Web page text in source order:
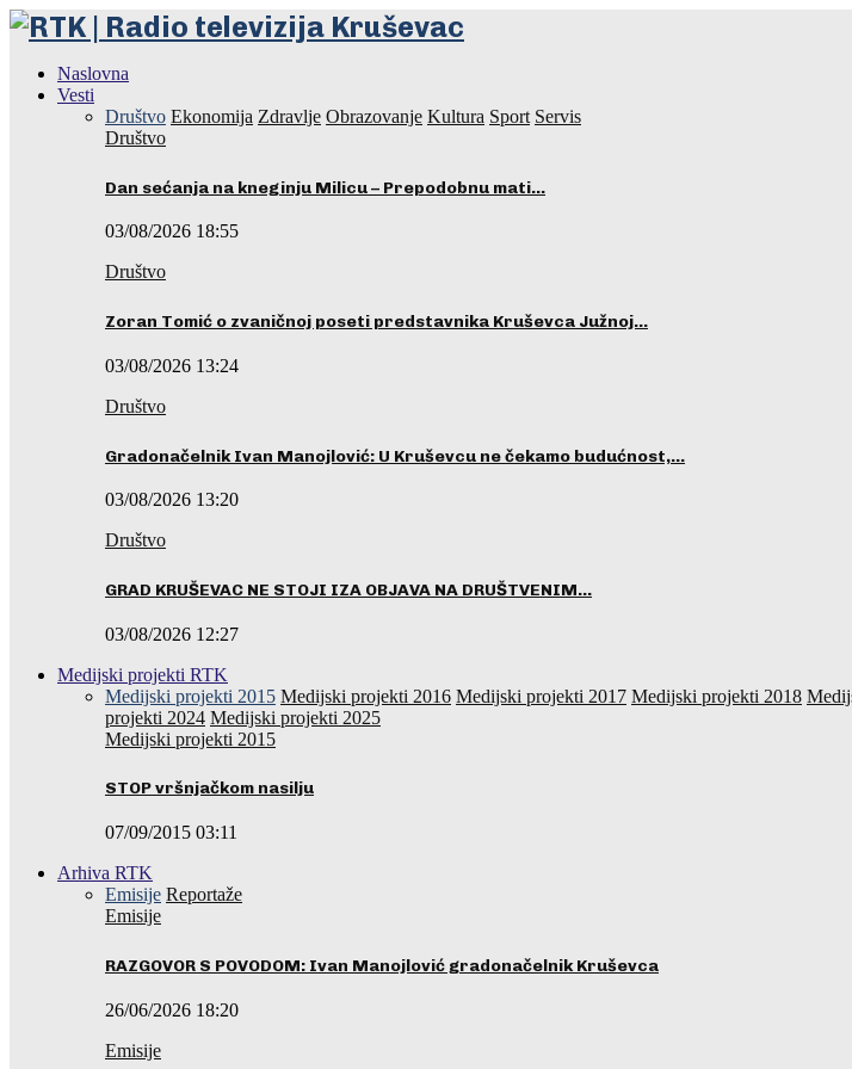
Naslovna
Vesti
Društvo Ekonomija Zdravlje Obrazovanje Kultura Sport Servis
Društvo
Dan sećanja na kneginju Milicu – Prepodobnu mati…
03/08/2026 18:55
Društvo
Zoran Tomić o zvaničnoj poseti predstavnika Kruševca Južnoj…
03/08/2026 13:24
Društvo
Gradonačelnik Ivan Manojlović: U Kruševcu ne čekamo budućnost,…
03/08/2026 13:20
Društvo
GRAD KRUŠEVAC NE STOJI IZA OBJAVA NA DRUŠTVENIM…
03/08/2026 12:27
Medijski projekti RTK
Medijski projekti 2015 Medijski projekti 2016 Medijski projekti 2017 Medijski projekti 2018
projekti 2024 Medijski projekti 2025
Medijski projekti 2015
STOP vršnjačkom nasilju
07/09/2015 03:11
Arhiva RTK
Emisije Reportaže
Emisije
RAZGOVOR S POVODOM: Ivan Manojlović gradonačelnik Kruševca
26/06/2026 18:20
Emisije